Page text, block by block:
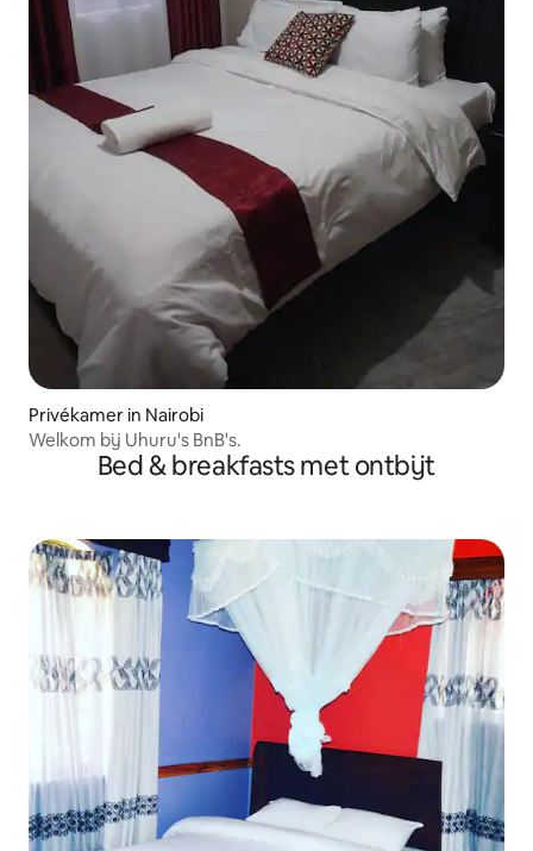
Privékamer in Nairobi
Welkom bij Uhuru's BnB's.
Bed & breakfasts met ontbijt